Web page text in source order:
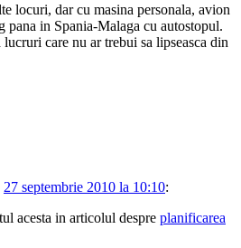
locuri, dar cu masina personala, avion
pana in Spania-Malaga cu autostopul.
care nu ar trebui sa lipseasca din
27 septembrie 2010 la 10:10:
acesta in articolul despre planificarea